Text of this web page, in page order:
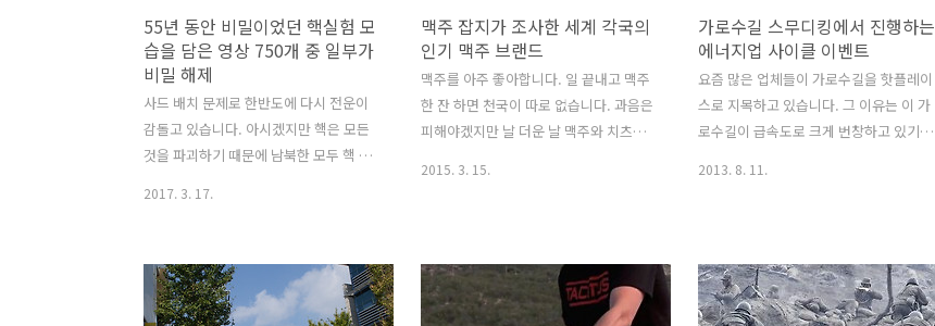
55년 동안 비밀이었던 핵실험 모
습을 담은 영상 750개 중 일부가
비밀 해제
사드 배치 문제로 한반도에 다시 전운이
감돌고 있습니다. 아시겠지만 핵은 모든
것을 파괴하기 때문에 남북한 모두 핵 무
가 얼마나 무시무시한지를 잘 알아야 합
니다. 1945년부터 1962년까지 미국은 온
갖 핵실험을 합니다. 그 핵실험 모습을 고
2017. 3. 17.
맥주 잡지가 조사한 세계 각국의
인기 맥주 브랜드
맥주를 아주 좋아합니다. 일 끝내고 맥주
한 잔 하면 천국이 따로 없습니다. 과음은
피해야겠지만 날 더운 날 맥주와 치츠님
수 있는데 한국 맥주는 너무 밍밍하다는
이야기가 많습니다. 맥주 하면 독일이죠?
그러나 독일 맥주보다 더 유명한 맥주가
2015. 3. 15.
가로수길 스무디킹에서 진행하는
에너지업 사이클 이벤트
요즘 많은 업체들이 가로수길을 핫플레이
스로 지목하고 있습니다. 그 이유는 이 가
로수길이 급속도로 크게 번창하고 있기
울창했다면 지금은 그 이면도로까지 가로
수길의 풍미를 느낄 수 있습니다. 개성 강
한 디자인 샵과 쇼핑몰, 독특한 모습의 커
2013. 8. 11.